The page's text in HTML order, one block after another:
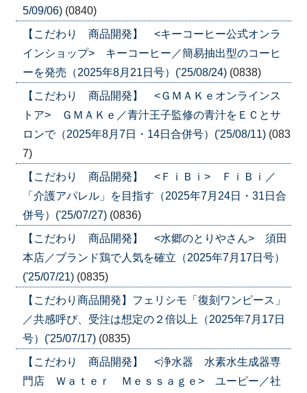
5/09/06) (0840)
【こだわり 商品開発】 <キーコーヒー公式オンラ
インショップ> キーコーヒー／簡易抽出型のコーヒ
ーを発売（2025年8月21日号）('25/08/24) (0838)
【こだわり 商品開発】 <ＧＭＡＫｅオンラインス
トア> ＧＭＡＫｅ／青汁王子監修の青汁をＥＣとサ
ロンで（2025年8月7日・14日合併号）('25/08/11) (083
7)
【こだわり 商品開発】 <ＦｉＢｉ> ＦｉＢｉ／
「介護アパレル」を目指す（2025年7月24日・31日合
併号）('25/07/27) (0836)
【こだわり 商品開発】 <水郷のとりやさん> 須田
本店／ブランド鶏で人気を確立（2025年7月17日号）
('25/07/21) (0835)
【こだわり商品開発】フェリシモ「復刻ワンピース」
／共感呼び、受注は想定の２倍以上（2025年7月17日
号）('25/07/17) (0835)
【こだわり 商品開発】 <浄水器 水素水生成器専
門店 Ｗａｔｅｒ Ｍｅｓｓａｇｅ> ユーピー／社